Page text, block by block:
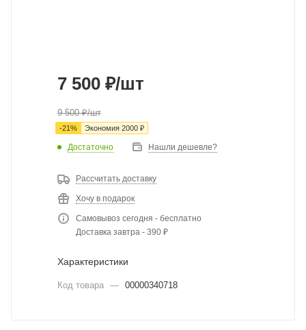
7 500 ₽/шт
9 500₽/шт
-21% Экономия 2000 ₽
Достаточно Нашли дешевле?
Рассчитать доставку
Хочу в подарок
Самовывоз сегодня - бесплатно
Доставка завтра - 390 ₽
Характеристики
Код товара — 00000340718